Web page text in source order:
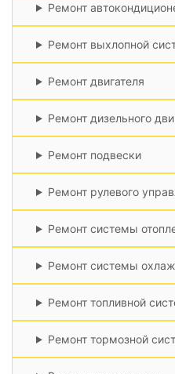
Ремонт
Ремонт выхлопной
Ремонт двигателя
Ремонт дизельного
Ремонт подвески
Ремонт рулевого
Ремонт системы
Ремонт системы
Ремонт топливной
Ремонт тормозной